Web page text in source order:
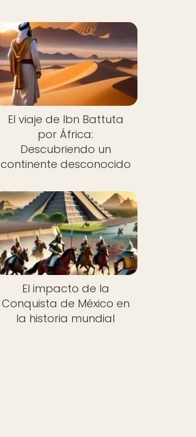
El viaje de Ibn Battuta
por África:
Descubriendo un
continente desconocido
El impacto de la
Conquista de México en
la historia mundial